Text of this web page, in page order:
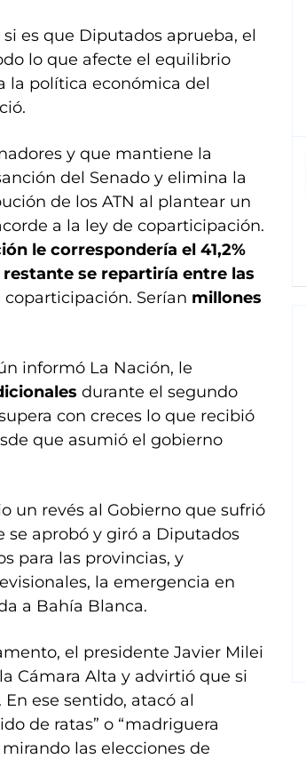
es que Diputados aprueba, el
lo que afecte el equilibrio
la política económica del
y que mantiene la
del Senado y elimina la
de los ATN al plantear un
a la ley de coparticipación.
le correspondería el 41,2%
restante se repartiría entre las
Serían millones
informó La Nación, le
durante el segundo
con creces lo que recibió
que asumió el gobierno
un revés al Gobierno que sufrió
se aprobó y giró a Diputados
para las provincias, y
la emergencia en
a Bahía Blanca.
el presidente Javier Milei
Cámara Alta y advirtió que si
ese sentido, atacó al
de ratas” o “madriguera
las elecciones de